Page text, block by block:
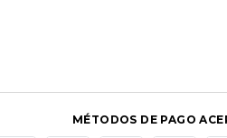
MÉTODOS DE PAGO